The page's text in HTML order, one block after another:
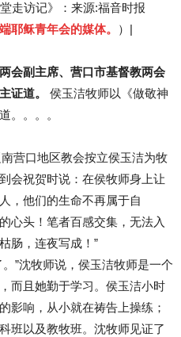
走访记》：来源:福音时报
耶稣青年会的媒体。
）|
会副主席、营口市基督教两会
证道。
侯玉洁牧师以《做敬神
。。。。
营口地区教会按立侯玉洁为牧
会祝贺时说：在侯牧师身上让
，他们的生命不再属于自
头！笔者百感交集，无法入
肠，连夜写成！”
”沈牧师说，侯玉洁牧师是一个
而且她勤于学习。侯玉洁小时
影响，从小就在祷告上操练；
班以及教牧班。沈牧师见证了